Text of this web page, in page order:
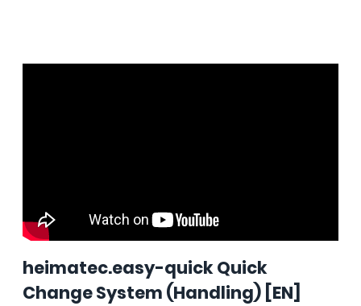
heimatec.easy-quick Quick
Change System (Handling) [EN]